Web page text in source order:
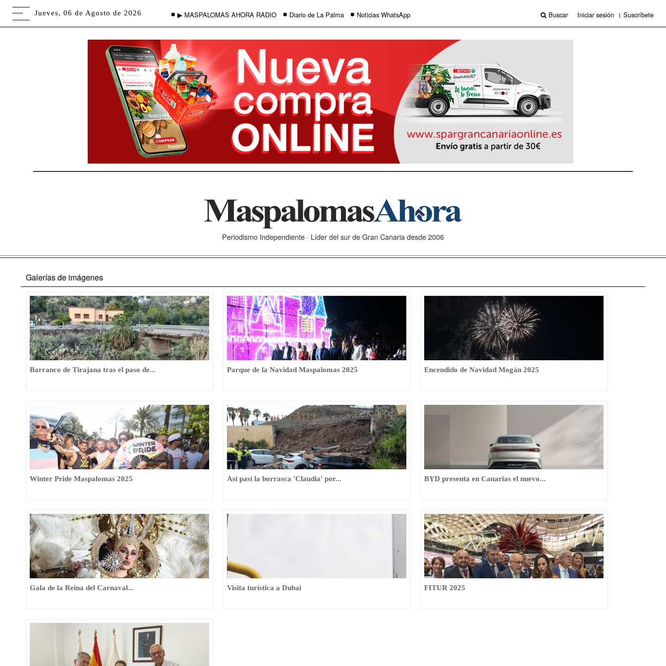
Jueves, 06 de Agosto de 2026 ▶ MASPALOMAS AHORA RADIO Diario de La Palma Noticias WhatsApp Buscar Iniciar sesión Suscríbete
Periodismo Independiente · Líder del sur de Gran Canaria desde 2006
Galerías de imágenes
Barranco de Tirajana tras el paso de... Parque de la Navidad Maspalomas 2025 Encendido de Navidad Mogán 2025
Winter Pride Maspalomas 2025 Así pasí la borrasca 'Claudia' por... BYD presenta en Canarias el nuevo...
Gala de la Reina del Carnaval... Visita turística a Dubai FITUR 2025